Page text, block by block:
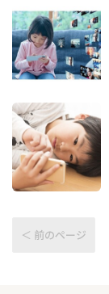
＜ 前のページ